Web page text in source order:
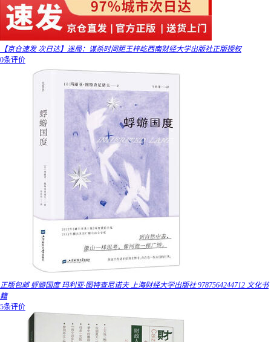
【京仓速发 次日达】迷局：谋杀时间距王梓屹西南财经大学出版社正版授权
0条评价
正版包邮 蜉蝣国度 玛利亚·图特查尼诺夫 上海财经大学出版社 9787564244712 文化书
籍
5条评价